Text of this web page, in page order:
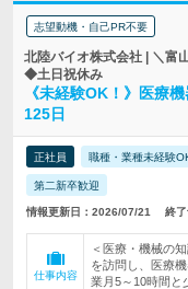
志望動機・自己PR不要
北陸バイオ株式会社 | ＼富
◆土日祝休み
《未経験OK！》医療
125日
正社員 職種・業種未経験
第二新卒歓迎
情報更新日：2026/07/21 終
仕事内容
＜医療・機械の
を訪問し、医療
業月5～10時間と